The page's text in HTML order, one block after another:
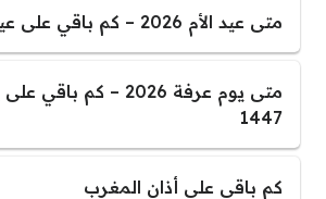
متى عيد الأم 2026 – كم باقي على عيد الأم 1447
متى يوم عرفة 2026 – كم
1447
كم باقي على أذان المغرب